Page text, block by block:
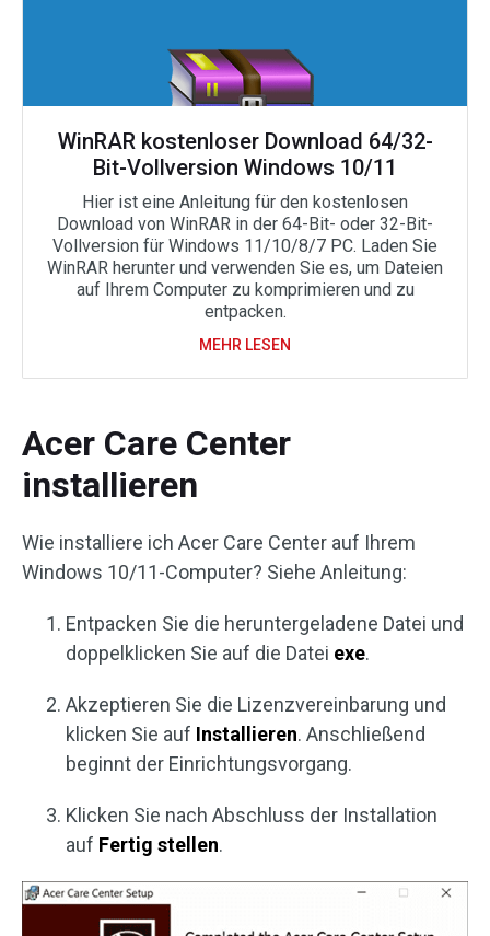
WinRAR kostenloser Download 64/32-
Bit-Vollversion Windows 10/11
Hier ist eine Anleitung für den kostenlosen
Download von WinRAR in der 64-Bit- oder 32-Bit-
Vollversion für Windows 11/10/8/7 PC. Laden Sie
WinRAR herunter und verwenden Sie es, um Dateien
auf Ihrem Computer zu komprimieren und zu
entpacken.
MEHR LESEN
Acer Care Center
installieren
Wie installiere ich Acer Care Center auf Ihrem
Windows 10/11-Computer? Siehe Anleitung:
Entpacken Sie die heruntergeladene Datei und
doppelklicken Sie auf die Datei exe.
Akzeptieren Sie die Lizenzvereinbarung und
klicken Sie auf Installieren. Anschließend
beginnt der Einrichtungsvorgang.
Klicken Sie nach Abschluss der Installation
auf Fertig stellen.